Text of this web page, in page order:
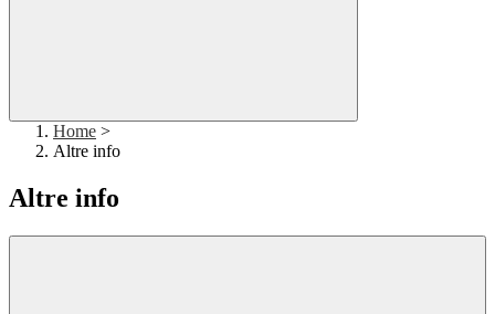
Home >
Altre info
Altre info